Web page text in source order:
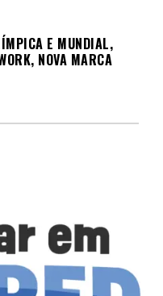
E MUNDIAL,
NOVA MARCA